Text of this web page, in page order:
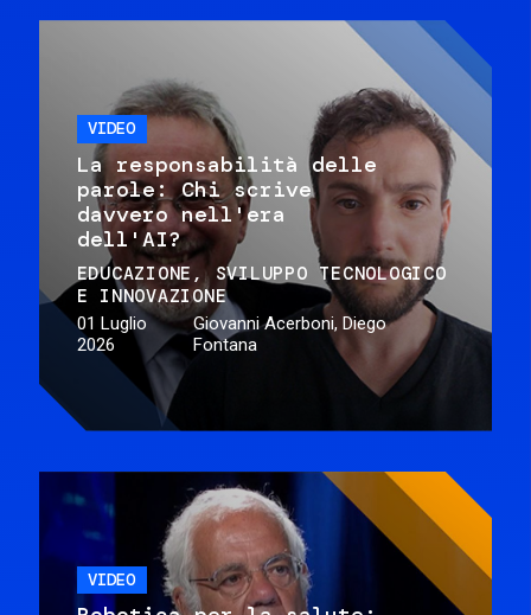
VIDEO
La responsabilità delle
parole: Chi scrive
davvero nell'era
dell'AI?
EDUCAZIONE
SVILUPPO TECNOLOGICO
E INNOVAZIONE
01 Luglio
2026
Giovanni Acerboni, Diego
Fontana
VIDEO